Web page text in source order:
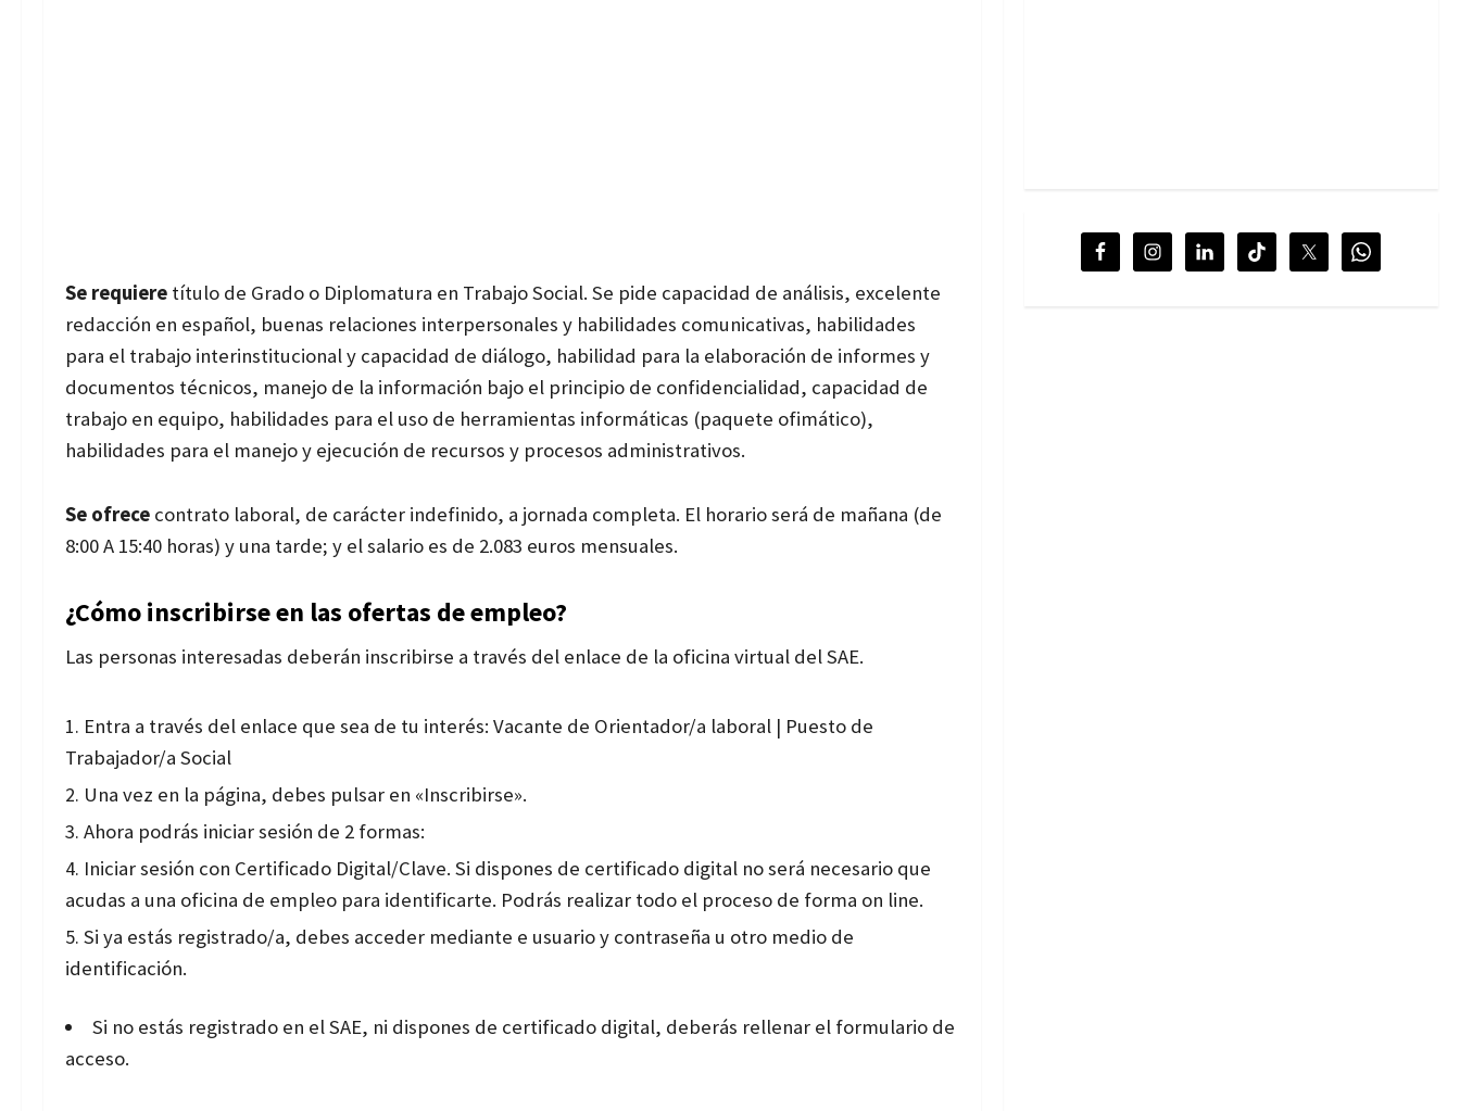
Se requiere título de Grado o Diplomatura en Trabajo Social. Se pide capacidad de análisis, excelente
redacción en español, buenas relaciones interpersonales y habilidades comunicativas, habilidades
para el trabajo interinstitucional y capacidad de diálogo, habilidad para la elaboración de informes y
documentos técnicos, manejo de la información bajo el principio de confidencialidad, capacidad de
trabajo en equipo, habilidades para el uso de herramientas informáticas (paquete ofimático),
habilidades para el manejo y ejecución de recursos y procesos administrativos.
Se ofrece contrato laboral, de carácter indefinido, a jornada completa. El horario será de mañana (de
8:00 A 15:40 horas) y una tarde; y el salario es de 2.083 euros mensuales.
¿Cómo inscribirse en las ofertas de empleo?
Las personas interesadas deberán inscribirse a través del enlace de la oficina virtual del SAE.
Entra a través del enlace que sea de tu interés: Vacante de Orientador/a laboral | Puesto de
Trabajador/a Social
Una vez en la página, debes pulsar en «Inscribirse».
Ahora podrás iniciar sesión de 2 formas:
Iniciar sesión con Certificado Digital/Clave. Si dispones de certificado digital no será necesario que
acudas a una oficina de empleo para identificarte. Podrás realizar todo el proceso de forma on line.
Si ya estás registrado/a, debes acceder mediante e usuario y contraseña u otro medio de
identificación.
Si no estás registrado en el SAE, ni dispones de certificado digital, deberás rellenar el formulario de
acceso.